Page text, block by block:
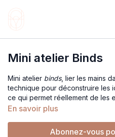
Mini atelier Binds
Mini atelier binds, lier les mains
technique pour déconstruire les idées
ce qui permet réellement de les
et progressive pour sortir de la
En savoir plus
Abonnez-vous